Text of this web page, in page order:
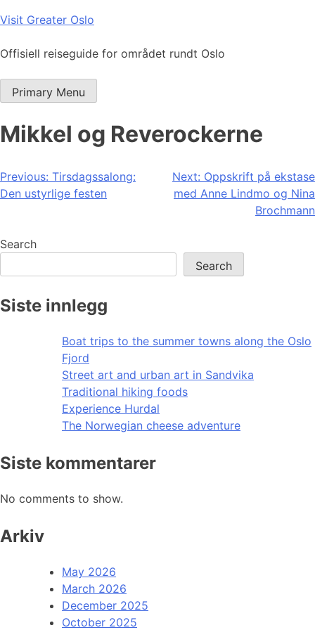
Skip
content
Visit Greater Oslo
Offisiell reiseguide for området rundt Oslo
Primary Menu
Mikkel og Reverockerne
Post
navigation
Previous: Tirsdagssalong:
Den ustyrlige festen
Next: Oppskrift på ekstase
med Anne Lindmo og Nina
Brochmann
Search
Search
Siste innlegg
Boat trips to the summer towns along the Oslo
Fjord
Street art and urban art in Sandvika
Traditional hiking foods
Experience Hurdal
The Norwegian cheese adventure
Siste kommentarer
No comments to show.
Arkiv
May 2026
March 2026
December 2025
October 2025